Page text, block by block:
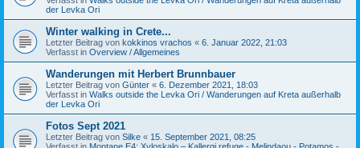
der Levka Ori
Winter walking in Crete...
Letzter Beitrag von kokkinos vrachos « 6. Januar 2022, 21:03
Verfasst in Overview / Allgemeines
Wanderungen mit Herbert Brunnbauer
Letzter Beitrag von Günter « 6. Dezember 2021, 18:03
Verfasst in Walks outside the Levka Ori / Wanderungen auf Kreta außerhalb
der Levka Ori
Fotos Sept 2021
Letzter Beitrag von Silke « 15. September 2021, 08:25
Verfasst in Montane E4: Xyloskalo – Kallergi refuge - Melindaou - Potamos -